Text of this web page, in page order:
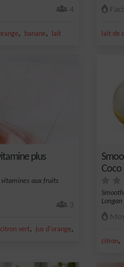
4
, banane, lait lait de
plus
aux fruits
3
vert, jus d'orange,
Coco
citron,